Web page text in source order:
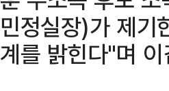
민정실장)가 제기
계를 밝힌다"며